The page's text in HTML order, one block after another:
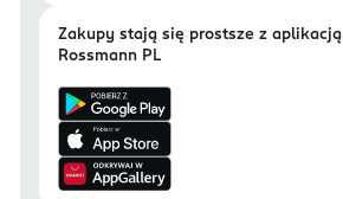
Zakupy stają się prostsze z aplikacją
Rossmann PL